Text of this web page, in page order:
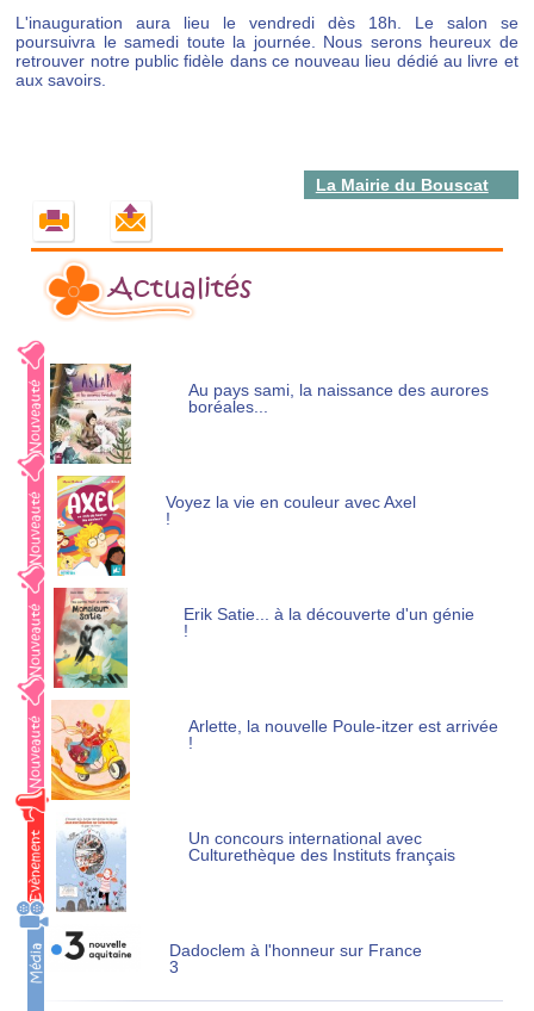
L'inauguration aura lieu le vendredi dès 18h. Le salon se
poursuivra le samedi toute la journée. Nous serons heureux de
retrouver notre public fidèle dans ce nouveau lieu dédié au livre et
aux savoirs.
La Mairie du Bouscat
Actualités
Au pays sami, la naissance des aurores
boréales...
Voyez la vie en couleur avec Axel
!
Erik Satie... à la découverte d'un génie
!
Arlette, la nouvelle Poule-itzer est arrivée
!
Un concours international avec
Culturethèque des Instituts français
Dadoclem à l'honneur sur France
3